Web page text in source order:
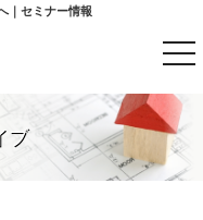
｜セミナー情報
ブ
t
o
g
l
e
n
a